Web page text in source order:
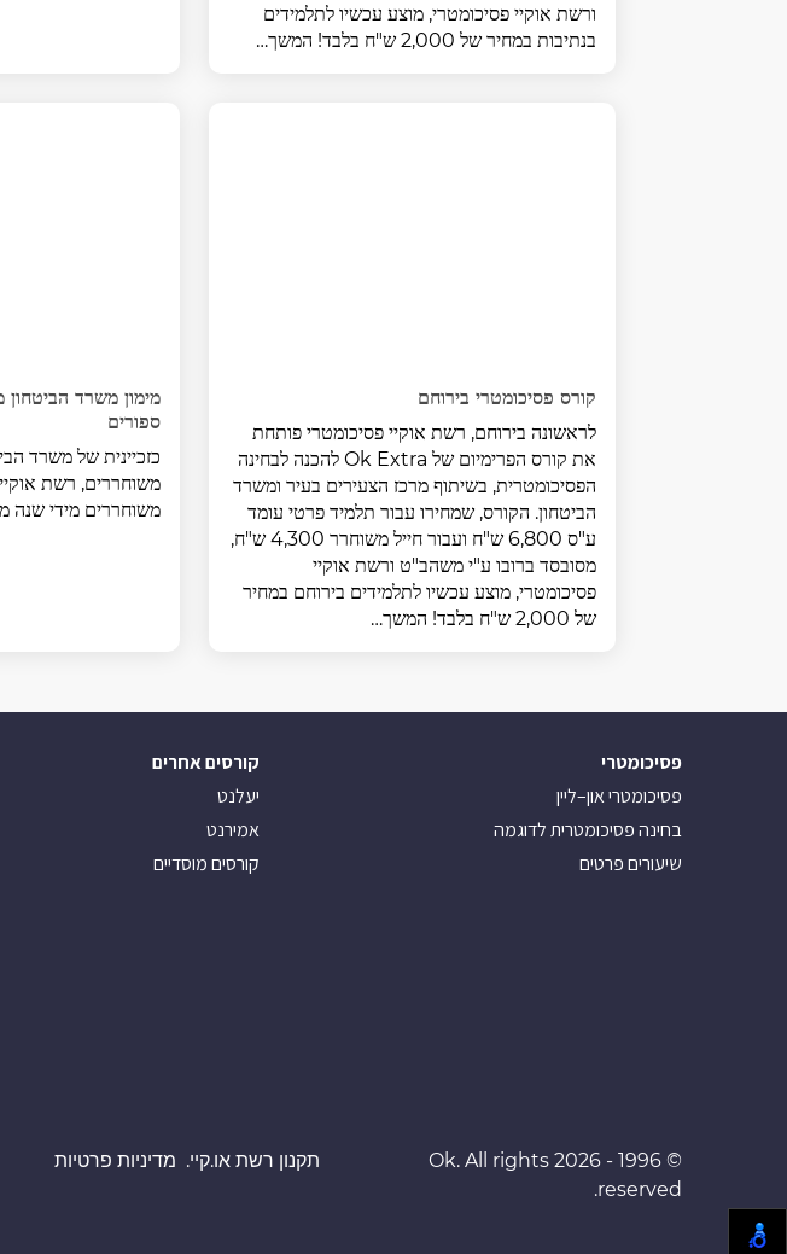
ורשת אוקיי פסיכומטרי, מוצע עכשיו לתלמידים
בנתיבות במחיר של 2,000 ש"ח בלבד! המשך…
קורס פסיכומטרי בירוחם
לראשונה בירוחם, רשת אוקיי פסיכומטרי פותחת
את קורס הפרימיום של Ok Extra להכנה לבחינה
הפסיכומטרית, בשיתוף מרכז הצעירים בעיר ומשרד
הביטחון. הקורס, שמחירו עבור תלמיד פרטי עומד
ע"ס 6,800 ש"ח ועבור חייל משוחרר 4,300 ש"ח,
מסובסד ברובו ע"י משהב"ט ורשת אוקיי
פסיכומטרי, מוצע עכשיו לתלמידים בירוחם במחיר
של 2,000 ש"ח בלבד! המשך…
מימון משרד הביטחון
ספורים
כזכיינית של משרד
משוחררים, רשת
משוחררים מידי שנה
פסיכומטרי
פסיכומטרי און–ליין
בחינה פסיכומטרית לדוגמה
שיעורים פרטים
קורסים אחרים
יעלנט
אמירנט
קורסים מוסדיים
© 1996 - 2026 Ok. All rights
reserved.
תקנון רשת או.קיי. מדיניות פרטיות